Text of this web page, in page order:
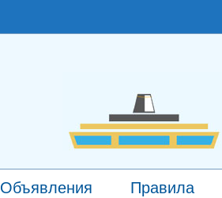
Объявления Правила